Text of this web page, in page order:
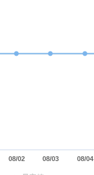
08/02 08/03 08/04